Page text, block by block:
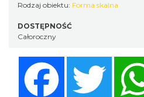
Rodzaj obiektu: Forma skalna
DOSTĘPNOŚĆ
Całoroczny
Twitter